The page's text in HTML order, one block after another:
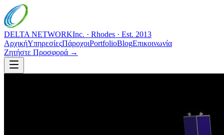
DELTA NETWORKInc. · Rhodes · Est. 2013
ΑρχικήΥπηρεσίεςΠάροχοιPortfolioBlogΕπικοινωνία
Ζητήστε Προσφορά →